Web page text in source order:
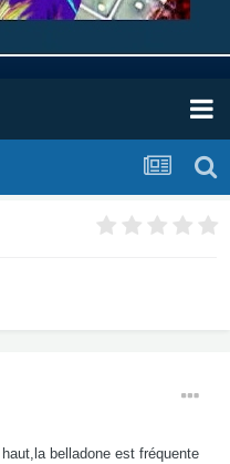
belladone est fréquente